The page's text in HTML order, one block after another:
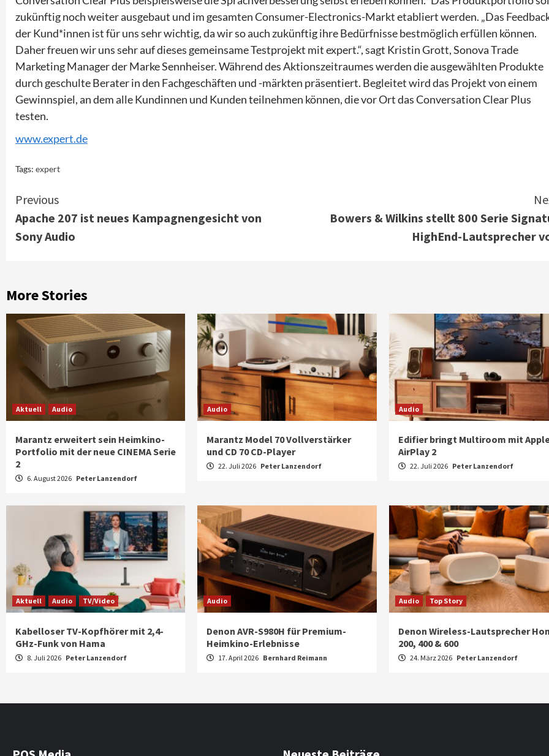
zukünftig noch weiter ausgebaut und im gesamten Consumer-Electronics-Markt etabliert werden. „Das
der Kund*innen ist für uns sehr wichtig, da wir so auch zukünftig ihre Bedürfnisse bestmöglich erfüllen können.
Daher freuen wir uns sehr auf dieses gemeinsame Testprojekt mit expert.“, sagt Kristin Grott, Sonova Trade
Marketing Manager der Marke Sennheiser. Während des Aktionszeitraumes werden die ausgewählten Produkte
durch geschulte Berater in den Fachgeschäften und -märkten präsentiert. Begleitet wird das Projekt von einem
Gewinnspiel, an dem alle Kundinnen und Kunden teilnehmen können, die vor Ort das Conversation Clear Plus
testen.
www.expert.de
Tags: expert
Continue
Reading
Previous
Apache 207 ist neues Kampagnengesicht von
Sony Audio
Bowers & Wilkins stellt 800 Serie
HighEnd-Lautsprecher
More Stories
Aktuell Audio
Marantz erweitert sein Heimkino-
Portfolio mit der neue CINEMA Serie
2
6. August 2026 Peter Lanzendorf
Audio
Marantz Model 70 Vollverstärker
und CD 70 CD-Player
22. Juli 2026 Peter Lanzendorf
Audio
Edifier bringt Multiroom mit
AirPlay 2
22. Juli 2026 Peter Lanzendorf
Aktuell Audio TV/Video
Kabelloser TV-Kopfhörer mit 2,4-
GHz-Funk von Hama
8. Juli 2026 Peter Lanzendorf
Audio
Denon AVR-S980H für Premium-
Heimkino-Erlebnisse
17. April 2026 Bernhard Reimann
Audio Top Story
Denon Wireless-Lautsprecher
200, 400 & 600
24. März 2026 Peter Lanzendorf